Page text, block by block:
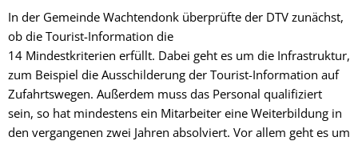
In der Gemeinde Wachtendonk überprüfte der DTV zunächst,
ob die Tourist-Information die
14 Mindestkriterien erfüllt. Dabei geht es um die Infrastruktur,
zum Beispiel die Ausschilderung der Tourist-Information auf
Zufahrtswegen. Außerdem muss das Personal qualifiziert
sein, so hat mindestens ein Mitarbeiter eine Weiterbildung in
den vergangenen zwei Jahren absolviert. Vor allem geht es um